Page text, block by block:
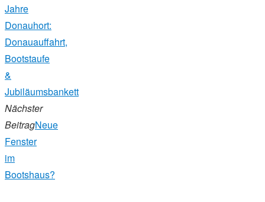
Jahre
Donauhort:
Donauauffahrt,
Bootstaufe
&
Jubiläumsbankett
Nächster
BeitragNeue
Fenster
im
Bootshaus?